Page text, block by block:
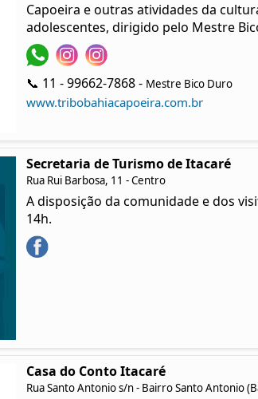
Capoeira e outras atividades da
adolescentes, dirigido pelo Mestre
📞 11 - 99662-7868 - Mestre Bico Duro
www.tribobahiacapoeira.com.br
Secretaria de Turismo de Itacaré
Rua Rui Barbosa, 11 - Centro
A disposição da comunidade e dos
14h.
Casa do Conto Itacaré
Rua Santo Antonio s/n - Bairro Santo Antonio